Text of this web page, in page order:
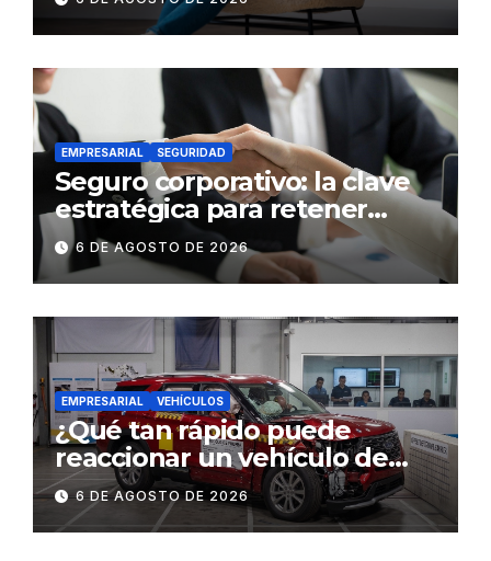
madre y el bebé
EMPRESARIAL SEGURIDAD
Seguro corporativo: la clave
estratégica para retener
talento en Ecuador
6 DE AGOSTO DE 2026
EMPRESARIAL VEHÍCULOS
¿Qué tan rápido puede
reaccionar un vehículo de
lujo ante una emergencia?
6 DE AGOSTO DE 2026